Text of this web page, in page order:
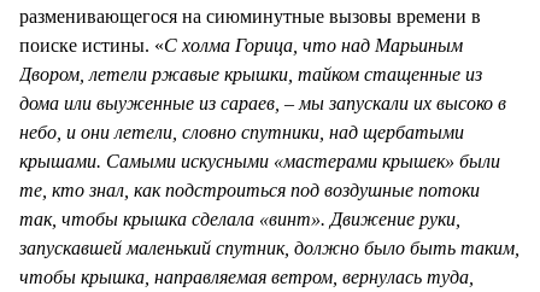
разменивающегося на сиюминутные вызовы времени в
поиске истины. «С холма Горица, что над Марьиным
Двором, летели ржавые крышки, тайком стащенные из
дома или выуженные из сараев, – мы запускали их высоко в
небо, и они летели, словно спутники, над щербатыми
крышами. Самыми искусными «мастерами крышек» были
те, кто знал, как подстроиться под воздушные потоки
так, чтобы крышка сделала «винт». Движение руки,
запускавшей маленький спутник, должно было быть таким,
чтобы крышка, направляемая ветром, вернулась туда,